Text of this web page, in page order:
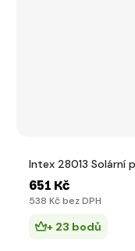
Intex 28013 Solární
651 Kč
538 Kč bez DPH
+ 23 bodů